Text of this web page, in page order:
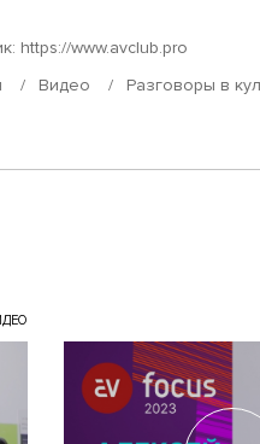
https://www.avclub.pro
Видео Разговоры в